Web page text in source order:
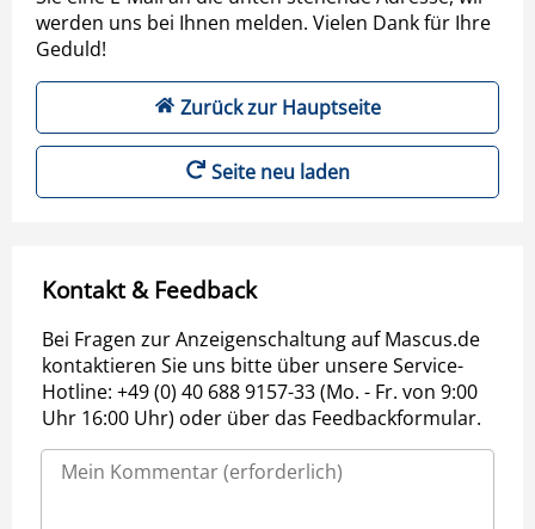
werden uns bei Ihnen melden. Vielen Dank für Ihre
Geduld!
Zurück zur Hauptseite
Seite neu laden
Kontakt & Feedback
Bei Fragen zur Anzeigenschaltung auf Mascus.de
kontaktieren Sie uns bitte über unsere Service-
Hotline: +49 (0) 40 688 9157-33 (Mo. - Fr. von 9:00
Uhr 16:00 Uhr) oder über das Feedbackformular.